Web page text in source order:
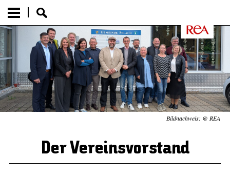
Bildnachweis: @ REA
Der Vereinsvorstand